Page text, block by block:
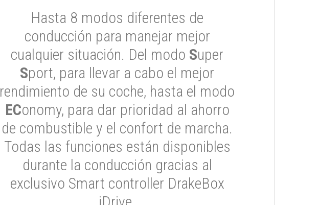
Hasta 8 modos diferentes de
conducción para manejar mejor
cualquier situación. Del modo Super
Sport, para llevar a cabo el mejor
rendimiento de su coche, hasta el modo
EConomy, para dar prioridad al ahorro
de combustible y el confort de marcha.
Todas las funciones están disponibles
durante la conducción gracias al
exclusivo Smart controller DrakeBox